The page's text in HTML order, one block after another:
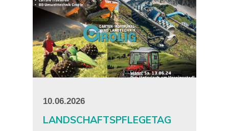
10.06.2026
LANDSCHAFTSPFLEGETAG